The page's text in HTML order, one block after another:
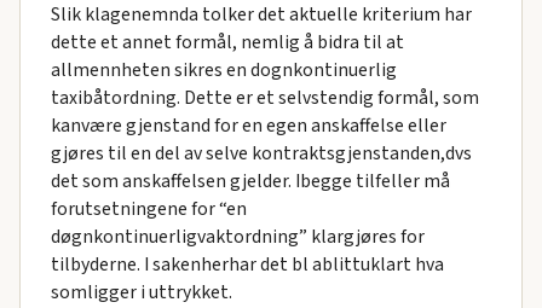
Slik klagenemnda tolker det aktuelle kriterium har
dette et annet formål, nemlig å bidra til at
allmennheten sikres en dognkontinuerlig
taxibåtordning. Dette er et selvstendig formål, som
kanvære gjenstand for en egen anskaffelse eller
gjøres til en del av selve kontraktsgjenstanden,dvs
det som anskaffelsen gjelder. Ibegge tilfeller må
forutsetningene for “en
døgnkontinuerligvaktordning” klargjøres for
tilbyderne. I sakenherhar det bl ablittuklart hva
somligger i uttrykket.